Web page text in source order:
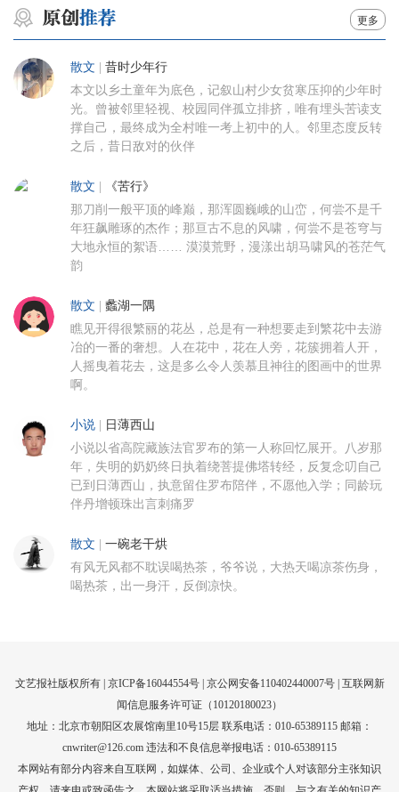
更多
散文 昔时少年行
本文以乡土童年为底色，记叙山村少女贫寒压抑的少年时
光。曾被邻里轻视、校园同伴孤立排挤，唯有埋头苦读支
撑自己，最终成为全村唯一考上初中的人。邻里态度反转
之后，昔日敌对的伙伴
散文 《苦行》
那刀削一般平顶的峰巅，那浑圆巍峨的山峦，何尝不是千
年狂飙雕琢的杰作；那亘古不息的风啸，何尝不是苍穹与
大地永恒的絮语…… 漠漠荒野，漫漾出胡马啸风的苍茫气
韵
散文 蠡湖一隅
瞧见开得很繁丽的花丛，总是有一种想要走到繁花中去游
冶的一番的奢想。人在花中，花在人旁，花簇拥着人开，
人摇曳着花去，这是多么令人羡慕且神往的图画中的世界
啊。
小说 日薄西山
小说以省高院藏族法官罗布的第一人称回忆展开。八岁那
年，失明的奶奶终日执着绕菩提佛塔转经，反复念叨自己
已到日薄西山，执意留住罗布陪伴，不愿他入学；同龄玩
伴丹增顿珠出言刺痛罗
散文 一碗老干烘
有风无风都不耽误喝热茶，爷爷说，大热天喝凉茶伤身，
喝热茶，出一身汗，反倒凉快。
文艺报社版权所有 | 京ICP备16044554号| 京公网安备110402440007号 | 互联网新
闻信息服务许可证（10120180023）
地址：北京市朝阳区农展馆南里10号15层 联系电话：010-65389115 邮箱：
cnwriter@126.com 违法和不良信息举报电话：010-65389115
本网站有部分内容来自互联网，如媒体、公司、企业或个人对该部分主张知识